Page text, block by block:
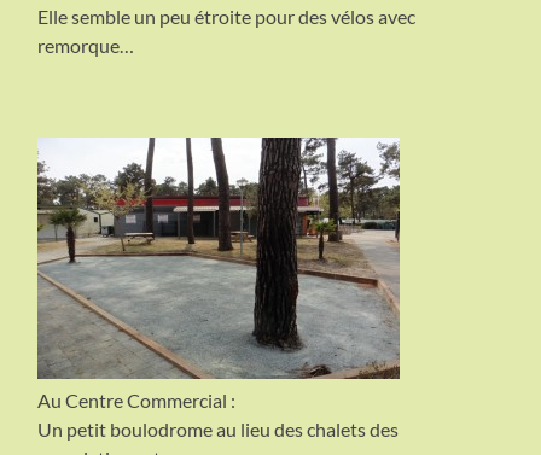
Elle semble un peu étroite pour des vélos avec
remorque…
Au Centre Commercial :
Un petit boulodrome au lieu des chalets des